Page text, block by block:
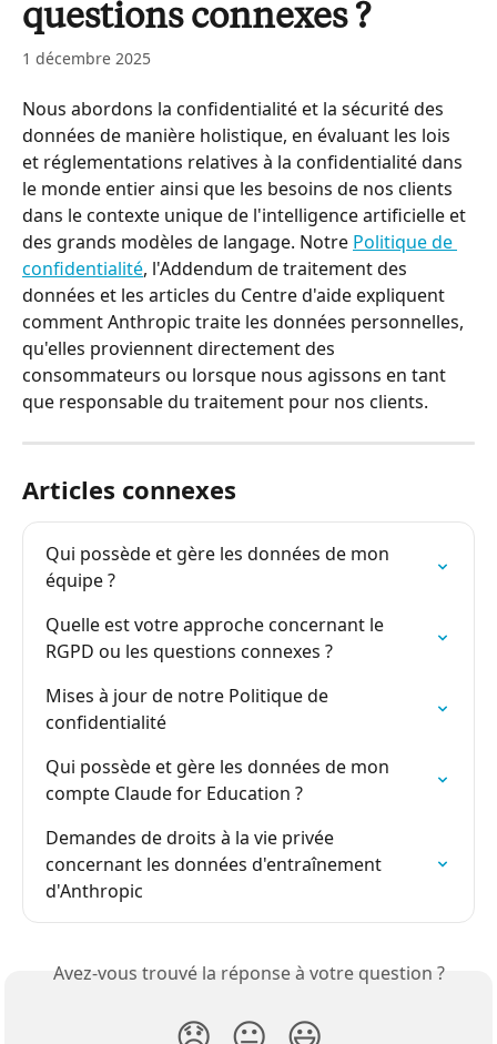
questions connexes ?
1 décembre 2025
Nous abordons la confidentialité et la sécurité des
données de manière holistique, en évaluant les lois
et réglementations relatives à la confidentialité dans
le monde entier ainsi que les besoins de nos clients
dans le contexte unique de l'intelligence artificielle et
des grands modèles de langage. Notre Politique de
confidentialité, l'Addendum de traitement des
données et les articles du Centre d'aide expliquent
comment Anthropic traite les données personnelles,
qu'elles proviennent directement des
consommateurs ou lorsque nous agissons en tant
que responsable du traitement pour nos clients.
Articles connexes
Qui possède et gère les données de mon
équipe ?
Quelle est votre approche concernant le
RGPD ou les questions connexes ?
Mises à jour de notre Politique de
confidentialité
Qui possède et gère les données de mon
compte Claude for Education ?
Demandes de droits à la vie privée
concernant les données d'entraînement
d'Anthropic
Avez-vous trouvé la réponse à votre question ?